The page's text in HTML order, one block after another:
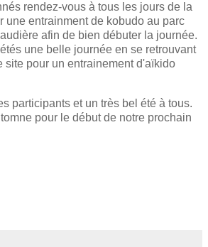
rendez-vous à tous les jours de la
une entrainment de kobudo au parc
afin de bien débuter la journée.
une belle journée en se retrouvant
site pour un entrainement d'aïkido
participants et un très bel été à tous.
pour le début de notre prochain